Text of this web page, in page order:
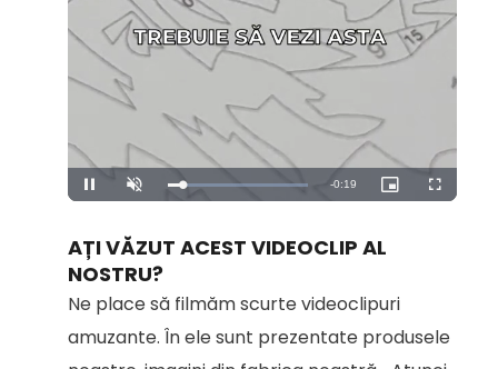
Pause Unmute Loaded:
100.00%
Remaining
-0:18
Picture-
in-
Fullscreen
AȚI VĂZUT ACEST VIDEOCLIP AL
NOSTRU?
Ne place să filmăm scurte videoclipuri
amuzante. În ele sunt prezentate produsele